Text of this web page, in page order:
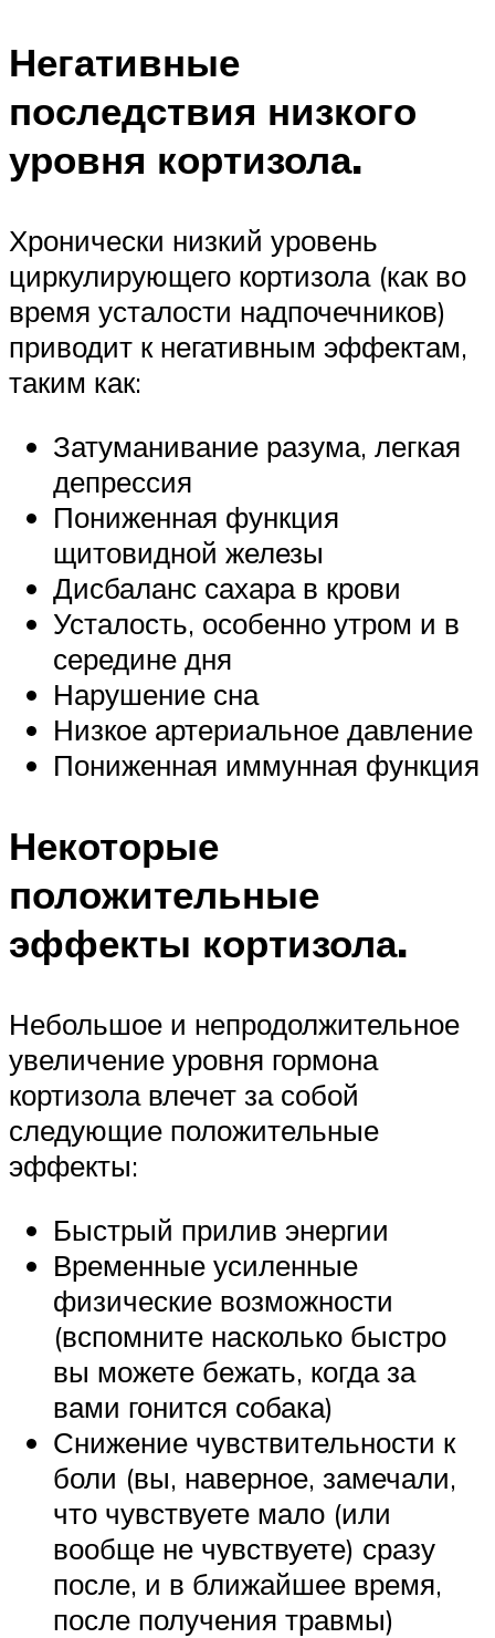
Негативные
последствия низкого
уровня кортизола.
Хронически низкий уровень
циркулирующего кортизола (как во
время усталости надпочечников)
приводит к негативным эффектам,
таким как:
Затуманивание разума, легкая
депрессия
Пониженная функция
щитовидной железы
Дисбаланс сахара в крови
Усталость, особенно утром и в
середине дня
Нарушение сна
Низкое артериальное давление
Пониженная иммунная функция
Некоторые
положительные
эффекты кортизола.
Небольшое и непродолжительное
увеличение уровня гормона
кортизола влечет за собой
следующие положительные
эффекты:
Быстрый прилив энергии
Временные усиленные
физические возможности
(вспомните насколько быстро
вы можете бежать, когда за
вами гонится собака)
Снижение чувствительности к
боли (вы, наверное, замечали,
что чувствуете мало (или
вообще не чувствуете) сразу
после, и в ближайшее время,
после получения травмы)